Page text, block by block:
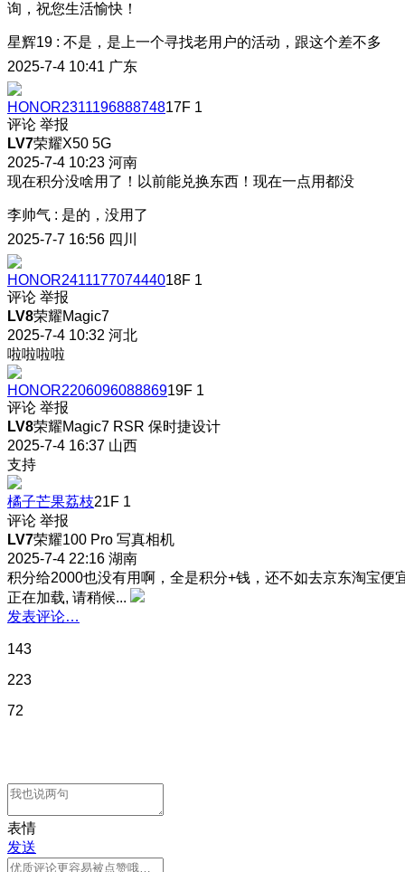
询，祝您生活愉快！
星辉19 : 不是，是上一个寻找老用户的活动，跟这个差不多
2025-7-4 10:41 广东
HONOR231119688874817F 1
评论 举报
LV7荣耀X50 5G
2025-7-4 10:23 河南
现在积分没啥用了！以前能兑换东西！现在一点用都没
李帅气 : 是的，没用了
2025-7-7 16:56 四川
HONOR241117707444018F 1
评论 举报
LV8荣耀Magic7
2025-7-4 10:32 河北
啦啦啦啦
HONOR220609608886919F 1
评论 举报
LV8荣耀Magic7 RSR 保时捷设计
2025-7-4 16:37 山西
支持
橘子芒果荔枝21F 1
评论 举报
LV7荣耀100 Pro 写真相机
2025-7-4 22:16 湖南
积分给2000也没有用啊，全是积分+钱，还不如去京东淘宝便
正在加载, 请稍候...
发表评论…
143
223
72
表情
发送